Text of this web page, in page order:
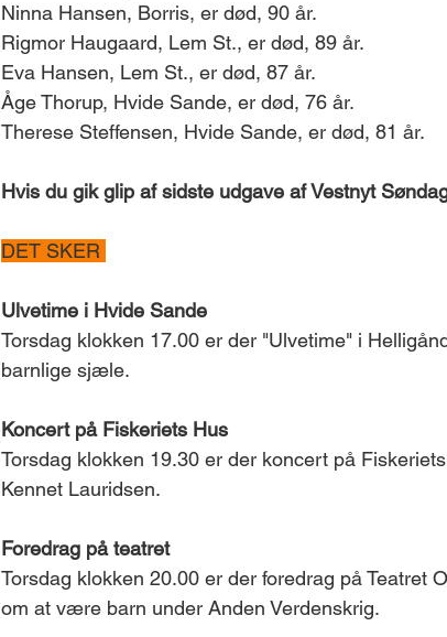
Ninna Hansen, Borris, er død, 90 år.
Rigmor Haugaard, Lem St., er død, 89 år.
Eva Hansen, Lem St., er død, 87 år.
Åge Thorup, Hvide Sande, er død, 76 år.
Therese Steffensen, Hvide Sande, er død, 81 år.
Hvis du gik glip af sidste udgave af Vestnyt
DET SKER
Ulvetime i Hvide Sande
Torsdag klokken 17.00 er der "Ulvetime" i
barnlige sjæle.
Koncert på Fiskeriets Hus
Torsdag klokken 19.30 er der koncert på
Kennet Lauridsen.
Foredrag på teatret
Torsdag klokken 20.00 er der foredrag på Teatret
om at være barn under Anden Verdenskrig.